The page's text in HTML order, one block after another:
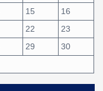
15
16
22
23
29
30